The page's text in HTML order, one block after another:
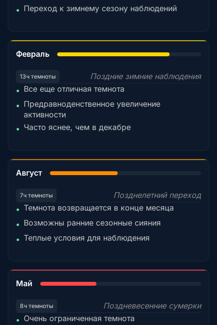
• Переход к зимнему сезону наблюдений
Февраль
13ч темноты
Поздние зимние наблюдения
• Все еще отличная темнота
• Предравноденственное увеличение
активности
• Часто яснее, чем в декабре
Август
7ч темноты
Позднелетний переход
• Темнота возвращается в конце месяца
• Возможны ранние сезонные сияния
• Теплые условия для наблюдения
Май
8ч темноты
Поздневесенние сумерки
• Очень ограниченная темнота